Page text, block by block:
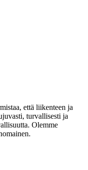
että liikenteen ja
turvallisesti ja
Olemme